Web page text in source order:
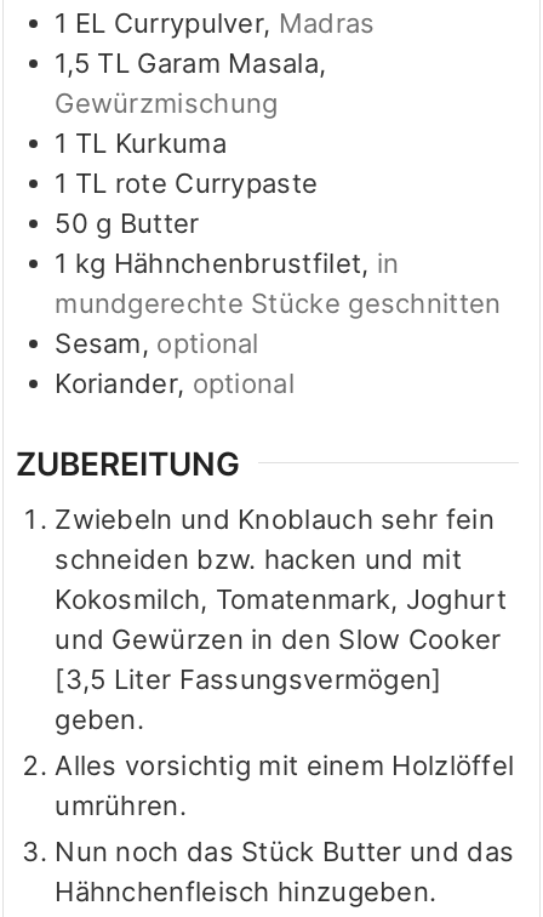
1 EL Currypulver, Madras
1,5 TL Garam Masala,
Gewürzmischung
1 TL Kurkuma
1 TL rote Currypaste
50 g Butter
1 kg Hähnchenbrustfilet, in
mundgerechte Stücke geschnitten
Sesam, optional
Koriander, optional
ZUBEREITUNG
Zwiebeln und Knoblauch sehr fein
schneiden bzw. hacken und mit
Kokosmilch, Tomatenmark, Joghurt
und Gewürzen in den Slow Cooker
[3,5 Liter Fassungsvermögen]
geben.
Alles vorsichtig mit einem Holzlöffel
umrühren.
Nun noch das Stück Butter und das
Hähnchenfleisch hinzugeben.